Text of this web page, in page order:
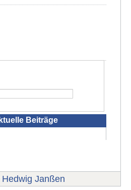
Seite: 1
Beiträge
Janßen